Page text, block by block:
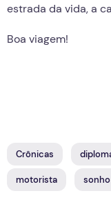
estrada da vida, a
Boa viagem!
Crônicas
motorista sonho